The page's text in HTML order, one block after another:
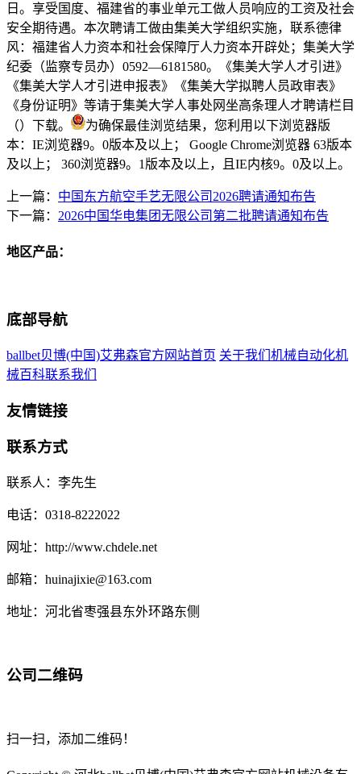
日。享受国度、福建省的事业单元工做人员响应的工资及社会
安全期待遇。本次聘请工做由集美大学组织实施，联系德律
风：福建省人力资本和社会保障厅人力资本开辟处；集美大学
纪委（监察专员办）0592—6181580。《集美大学人才引进》
《集美大学人才引进申报表》《集美大学拟聘人员政审表》
《身份证明》等请于集美大学人事处网坐高条理人才聘请栏目
（）下载。
为确保最佳浏览结果，您利用以下浏览器版
本：IE浏览器9。0版本及以上； Google Chrome浏览器 63版本
及以上； 360浏览器9。1版本及以上，且IE内核9。0及以上。
上一篇： 中国东方航空手艺无限公司2026聘请通知布告
下一篇： 2026中国华电集团无限公司第二批聘请通知布告
地区产品：
底部导航
ballbet贝博(中国)艾弗森官方网站首页 关于我们 机械自动化机
械百科联系我们
友情链接
联系方式
联系人：李先生
电话：0318-8222022
网址：http://www.chdele.net
邮箱：huinajixie@163.com
地址：河北省枣强县东外环路东侧
公司二维码
扫一扫，添加二维码！